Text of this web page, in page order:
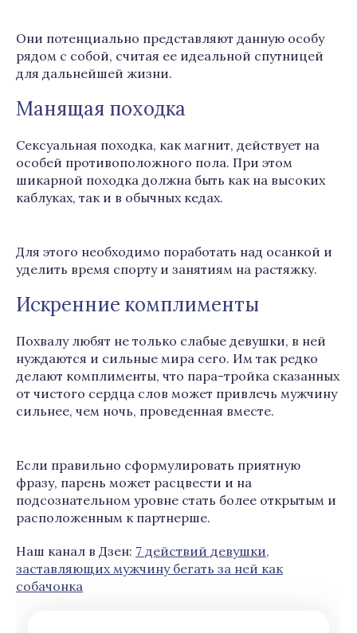
Они потенциально представляют данную особу
рядом с собой, считая ее идеальной спутницей
для дальнейшей жизни.
Манящая походка
Сексуальная походка, как магнит, действует на
особей противоположного пола. При этом
шикарной походка должна быть как на высоких
каблуках, так и в обычных кедах.
Для этого необходимо поработать над осанкой и
уделить время спорту и занятиям на растяжку.
Искренние комплименты
Похвалу любят не только слабые девушки, в ней
нуждаются и сильные мира сего. Им так редко
делают комплименты, что пара-тройка сказанных
от чистого сердца слов может привлечь мужчину
сильнее, чем ночь, проведенная вместе.
Если правильно сформулировать приятную
фразу, парень может расцвести и на
подсознательном уровне стать более открытым и
расположенным к партнерше.
Наш канал в Дзен: 7 действий девушки,
заставляющих мужчину бегать за ней как
собачонка